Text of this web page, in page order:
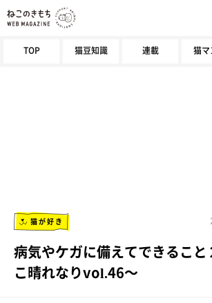
TOP 猫豆知識 連載 猫マ
猫が好き
病気やケガに備えてできるこ
こ晴れなりvol.46～